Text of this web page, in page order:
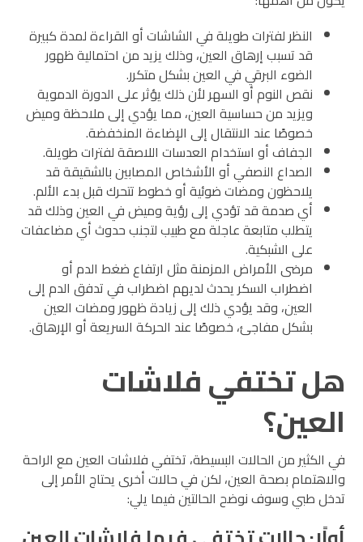
النظر لفترات طويلة في الشاشات أو القراءة لمدة كبيرة
قد تسبب إرهاق العين، وذلك يزيد من احتمالية ظهور
الضوء البرقي في العين بشكل متكرر.
نقص النوم أو السهر لأن ذلك يؤثر على الدورة الدموية
ويزيد من حساسية العين، مما يؤدي إلى ملاحظة وميض
خصوصًا عند الانتقال إلى الإضاءة المنخفضة.
الجفاف أو استخدام العدسات اللاصقة لفترات طويلة.
الصداع النصفي أو الأشخاص المصابين بالشقيقة قد
يلاحظون ومضات ضوئية أو خطوط تتحرك قبل بدء الألم.
أي صدمة قد تؤدي إلى رؤية وميض في العين وذلك قد
يتطلب متابعة عاجلة مع طبيب لتجنب حدوث أي مضاعفات
على الشبكية.
مرضى الأمراض المزمنة مثل ارتفاع ضغط الدم أو
اضطراب السكر يحدث لديهم اضطراب في تدفق الدم إلى
العين، وقد يؤدي ذلك إلى زيادة ظهور ومضات العين
بشكل مفاجئ، خصوصًا عند الحركة السريعة أو الإرهاق.
هل تختفي فلاشات
العين؟
في الكثير من الحالات البسيطة، تختفي فلاشات العين مع الراحة
والاهتمام بصحة العين، لكن في حالات أخرى يحتاج الأمر إلى
تدخل طبي وسوف نوضح الحالتين فيما يلي: